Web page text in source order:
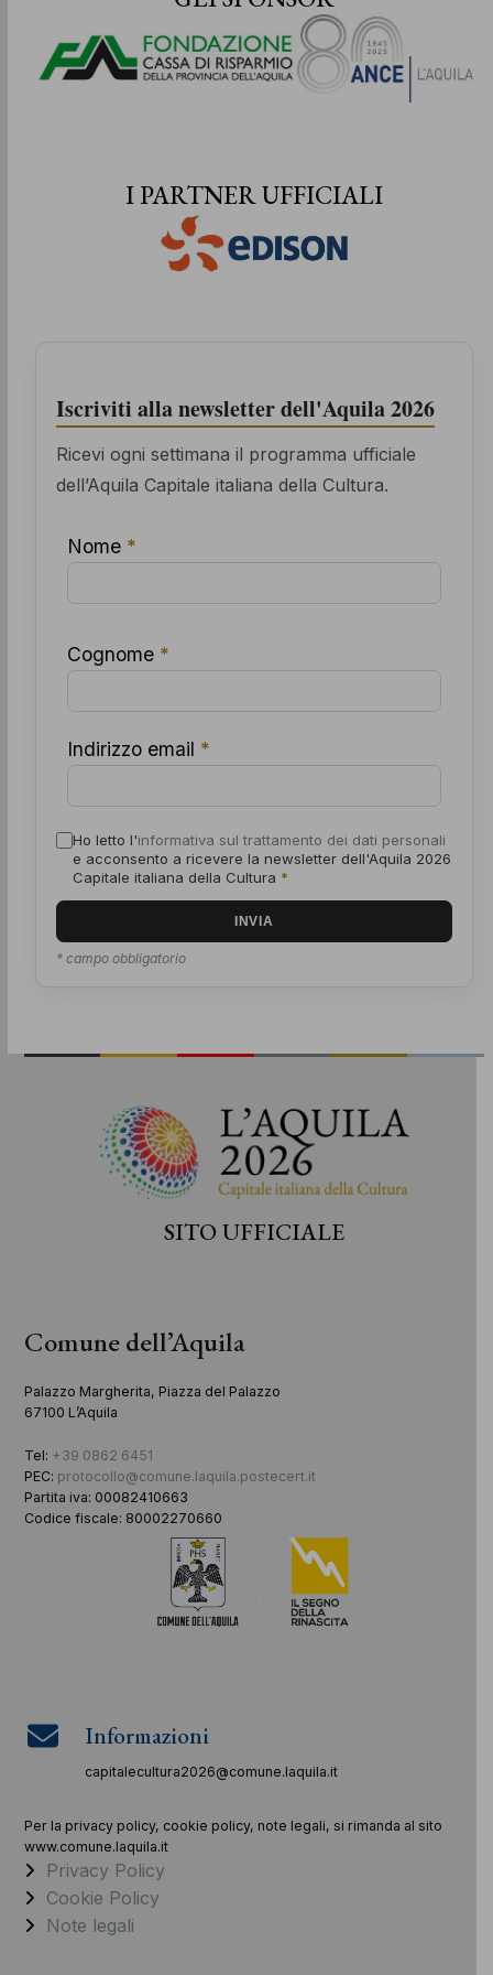
I PARTNER UFFICIALI
Iscriviti alla newsletter dell'Aquila 2026
Ricevi ogni settimana il programma ufficiale
dell’Aquila Capitale italiana della Cultura.
Nome *
Cognome *
Indirizzo email *
Ho letto l'informativa sul trattamento dei dati personali
e acconsento a ricevere la newsletter dell'Aquila 2026
Capitale italiana della Cultura *
* campo obbligatorio
SITO UFFICIALE
Comune dell’Aquila
Palazzo Margherita, Piazza del Palazzo
67100 L’Aquila
Tel: +39 0862 6451
PEC: protocollo@comune.laquila.postecert.it
Partita iva: 00082410663
Codice fiscale: 80002270660
Informazioni
capitalecultura2026@comune.laquila.it
Per la privacy policy, cookie policy, note legali, si rimanda al sito
www.comune.laquila.it
Privacy Policy
Cookie Policy
Note legali